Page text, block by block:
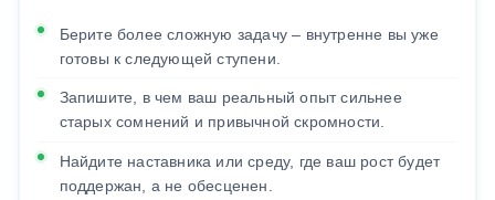
Берите более сложную задачу – внутренне вы уже
готовы к следующей ступени.
Запишите, в чем ваш реальный опыт сильнее
старых сомнений и привычной скромности.
Найдите наставника или среду, где ваш рост будет
поддержан, а не обесценен.